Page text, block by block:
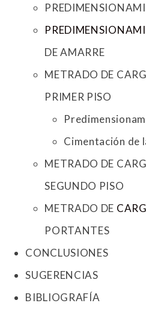
DE AMARRE
METRADO DE
PRIMER PISO
Cimentación de
METRADO DE
SEGUNDO PISO
METRADO DE
PORTANTES
CONCLUSIONES
SUGERENCIAS
BIBLIOGRAFÍA